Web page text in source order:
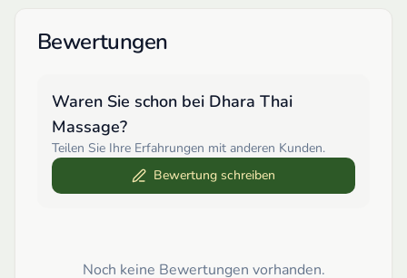
Bewertungen
Waren Sie schon bei Dhara Thai
Massage?
Teilen Sie Ihre Erfahrungen mit anderen Kunden.
Bewertung schreiben
Noch keine Bewertungen vorhanden.